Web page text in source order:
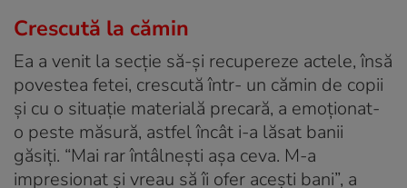
Crescută la cămin
Ea a venit la secţie să-şi recupereze actele, însă
povestea fetei, crescută într- un cămin de copii
şi cu o situaţie materială precară, a emoţionat-
o peste măsură, astfel încât i-a lăsat banii
găsiţi. “Mai rar întâlneşti aşa ceva. M-a
impresionat şi vreau să îi ofer aceşti bani”, a